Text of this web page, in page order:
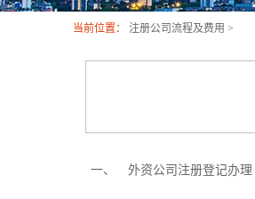
当前位置： 注册公司流程及费用 >
一、 外资公司注册登记办理